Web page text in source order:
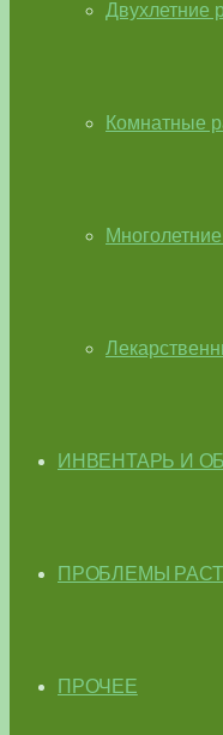
Двухлетние
Комнатные
ИНВЕНТАРЬ И
ПРОБЛЕМЫ
ПРОЧЕЕ